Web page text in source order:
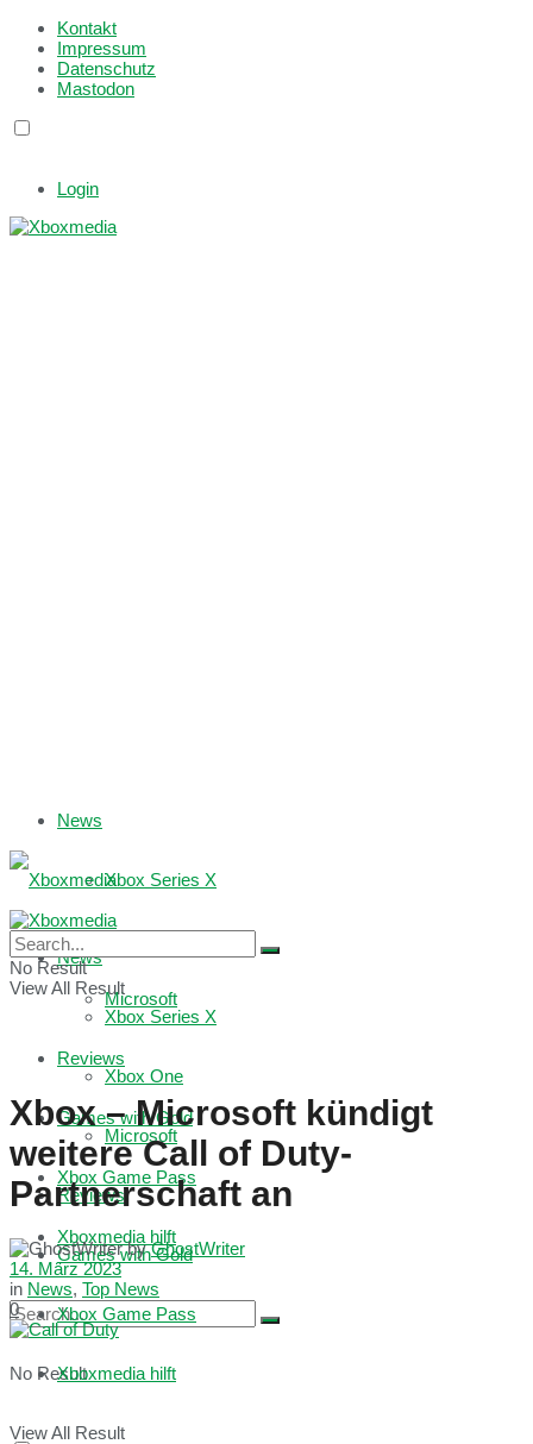
Kontakt
Impressum
Datenschutz
Mastodon
Login
News
Xbox Series X
Microsoft
Reviews
Games with Gold
Xbox Game Pass
Xboxmedia hilft
No Result
View All Result
News
Xbox Series X
Xbox One
Microsoft
Reviews
Games with Gold
Xbox Game Pass
Xboxmedia hilft
No Result
View All Result
Xbox – Microsoft kündigt
weitere Call of Duty-
Partnerschaft an
by GhostWriter
14. März 2023
in News, Top News
0